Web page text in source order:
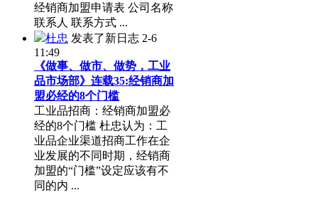
经销商加盟申请表 公司名称
联系人 联系方式 ...
杜忠 发表了新日志 2-6
11:49
《做事、做市、做势，工业
品市场部》连载35:经销商加
盟必经的8个门槛
工业品招商：经销商加盟必
经的8个门槛 杜忠认为：工
业品企业渠道招商工作在企
业发展的不同时期，经销商
加盟的“门槛”设定应该有不
同的内 ...